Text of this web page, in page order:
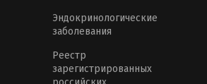
Эндокринологические
заболевания
Реестр
зарегистрированных